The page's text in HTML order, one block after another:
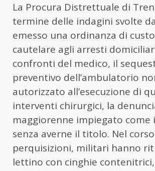
La Procura Distrettuale di
termine delle indagini svolte
emesso una ordinanza di
cautelare agli arresti
confronti del medico, il
preventivo dell’ambulatorio
autorizzato all’esecuzione di
interventi chirurgici, la
maggiorenne impiegato come
senza averne il titolo. Nel
perquisizioni, militari hanno
lettino con cinghie